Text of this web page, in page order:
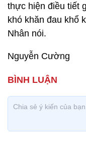
thực hiện điều tiết
khó khăn đau khổ
Nhân nói.
Nguyễn Cường